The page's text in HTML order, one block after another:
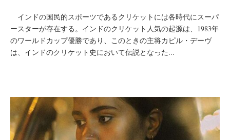
インドの国民的スポーツであるクリケットには各時代にスーパ
ースターが存在する。インドのクリケット人気の起源は、1983年
のワールドカップ優勝であり、このときの主将カピル・デーヴ
は、インドのクリケット史において伝説となった...